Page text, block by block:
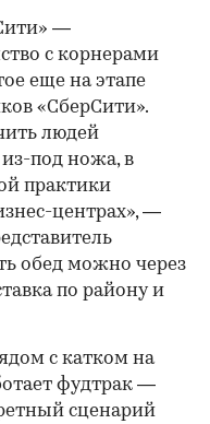
—
с корнерами
еще на этапе
«СберСити».
людей
под ножа, в
практики
центрах», —
обед можно через
по району и
с катком на
фудтрак —
сценарий